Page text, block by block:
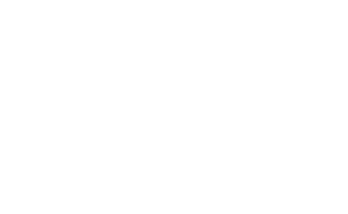
\times